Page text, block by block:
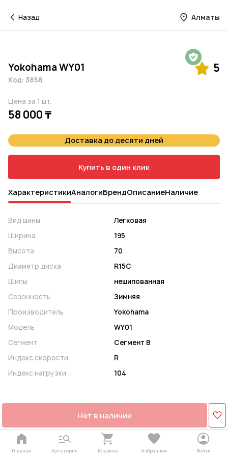
Назад Алматы
Yokohama WY01 5
Код: 3858
Цена за 1 шт.
58 000 ₸
Доставка до десяти дней
Купить в один клик
ХарактеристикиАналогиБрендОписаниеНаличие
Вид шины
Легковая
Ширина
195
Высота
70
Диаметр диска
R15C
Шипы
нешипованная
Сезонность
Зимняя
Производитель
Yokohama
Модель
WY01
Сегмент
Сегмент B
Индекс скорости
R
Индекс нагрузки
104
Нет в наличии
Главная Категории Корзина Избранное Войти